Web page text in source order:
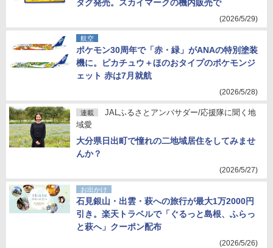
タグ発売。スカイマークの機内販売で
(2026/5/29)
航空
ポケモン30周年で「赤・緑」がANAの特別塗装
機に。ピカチュウ＋ほのおタイプのポケモンジ
ェット 赤は7月就航
(2026/5/28)
連載
JALふるさとアンバサダー/応援隊に聞く地
域愛
大分県日出町で憧れの二地域居住をしてみませ
んか？
(2026/5/27)
お出かけ
石見銀山・出雲・萩への旅行が最大1万2000円
引き。楽天トラベルで「ぐるっと島根、ふらっ
と萩へ」クーポン配布
(2026/5/26)